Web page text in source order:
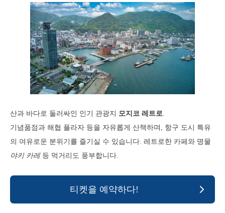
산과 바다로 둘러싸인 인기 관광지 모지코 레트로.
기념품점과 해협 플라자 등을 자유롭게 산책하며, 항구 도시 특유
의 여유로운 분위기를 즐기실 수 있습니다. 레트로한 카페와 명물
야키 카레등 먹거리도 풍부합니다.
티켓을 예약하다!